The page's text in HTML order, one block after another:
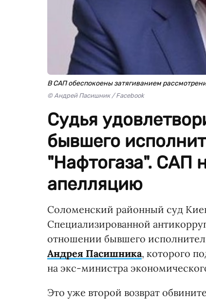
В САП обеспокоены затягиванием
© Андрей Пасишник / Facebook
Судья
бывшего
"Нафтогаза". САП
апелляцию
Соломенский районный суд
Специализированной
отношении бывшего
Андрея Пасишника, которого
на экс-министра
Это уже второй возврат